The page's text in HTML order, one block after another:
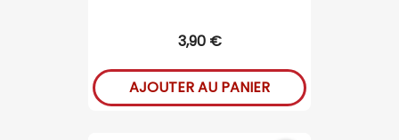
3,90 €
AJOUTER AU PANIER